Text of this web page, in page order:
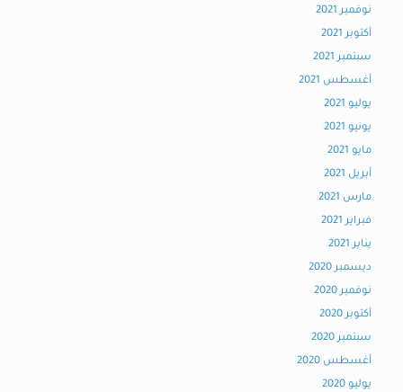
نوفمبر 2021
أكتوبر 2021
سبتمبر 2021
أغسطس 2021
يوليو 2021
يونيو 2021
مايو 2021
أبريل 2021
مارس 2021
فبراير 2021
يناير 2021
ديسمبر 2020
نوفمبر 2020
أكتوبر 2020
سبتمبر 2020
أغسطس 2020
يوليو 2020